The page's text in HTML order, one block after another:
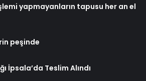
yapmayanların tapusu her an el
peşinde
İpsala’da Teslim Alındı